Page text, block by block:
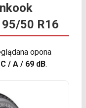
50 R16
opona
C / A / 69 dB.